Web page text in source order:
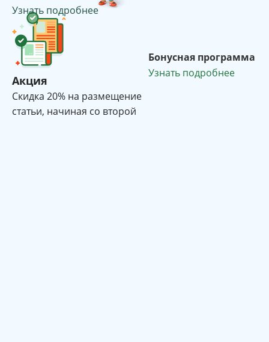
Узнать подробнее
Акция
Cкидка 20% на размещение
статьи, начиная со второй
Бонусная программа
Узнать подробнее